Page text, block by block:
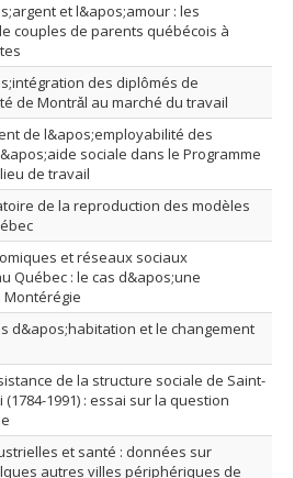
et l&apos;amour : les
couples de parents québécois à
des diplômés de
de Montrǎl au marché du travail
de l&apos;employabilité des
sociale dans le Programme
de travail
de la reproduction des modèles
et réseaux sociaux
Québec : le cas d&apos;une
d&apos;habitation et le changement
de la structure sociale de Saint-
(1784-1991) : essai sur la question
et santé : données sur
autres villes périphériques de